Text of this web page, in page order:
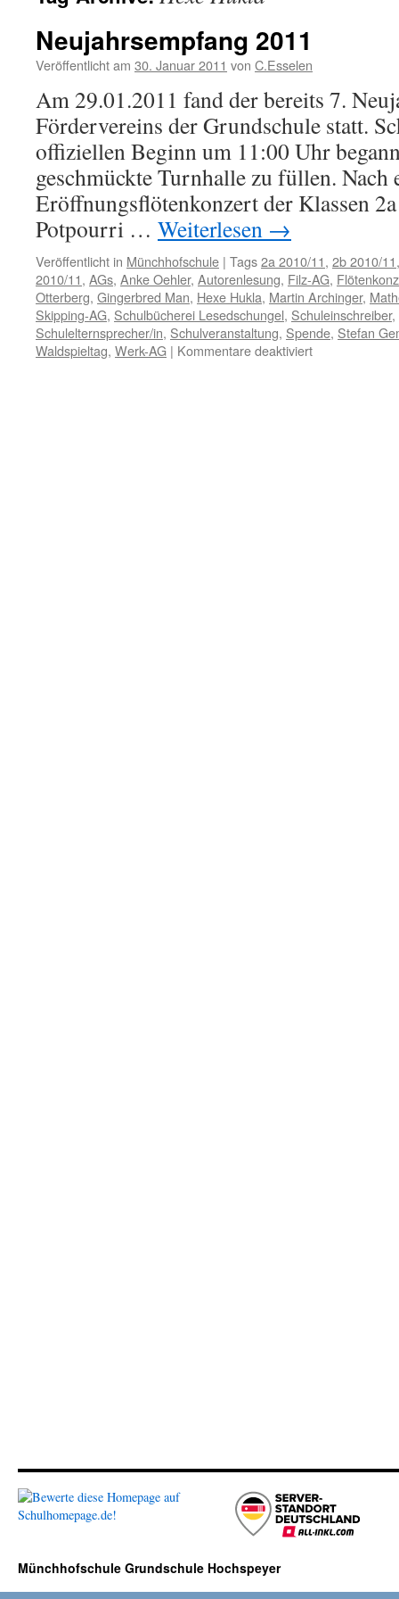
Neujahrsempfang 2011
Veröffentlicht am 30. Januar 2011 von C.Esselen
Am 29.01.2011 fand der bereits 7.
Fördervereins der Grundschule statt.
offiziellen Beginn um 11:00 Uhr
geschmückte Turnhalle zu füllen. Nach
Eröffnungsflötenkonzert der Klassen
Potpourri … Weiterlesen →
Veröffentlicht in Münchhofschule | Tags2a 2010/11, 2b 2010/11
2010/11, AGs, Anke Oehler, Autorenlesung, Filz-AG,
Otterberg, Gingerbred Man, Hexe Hukla, Martin Archinger,
Skipping-AG, Schulbücherei Lesedschungel, Schuleinschreiber,
Schulelternsprecher/in, Schulveranstaltung, Spende, Stefan
Waldspieltag, Werk-AG | Kommentare deaktiviertfür
Münchhofschule Grundschule Hochspeyer